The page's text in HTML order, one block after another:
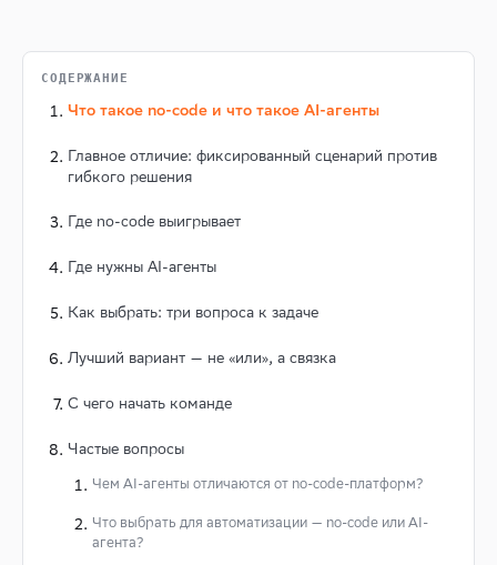
СОДЕРЖАНИЕ
Что такое no-code и что такое AI-агенты
Главное отличие: фиксированный сценарий против
гибкого решения
Где no-code выигрывает
Где нужны AI-агенты
Как выбрать: три вопроса к задаче
Лучший вариант — не «или», а связка
С чего начать команде
Частые вопросы
Чем AI-агенты отличаются от no-code-платформ?
Что выбрать для автоматизации — no-code или AI-
агента?